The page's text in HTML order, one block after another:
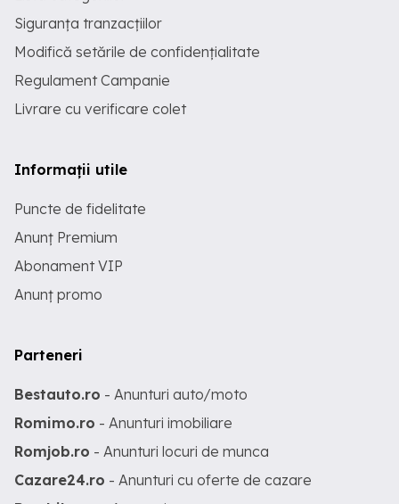
Siguranța tranzacțiilor
Modifică setările de confidențialitate
Regulament Campanie
Livrare cu verificare colet
Informații utile
Puncte de fidelitate
Anunț Premium
Abonament VIP
Anunț promo
Parteneri
Bestauto.ro - Anunturi auto/moto
Romimo.ro - Anunturi imobiliare
Romjob.ro - Anunturi locuri de munca
Cazare24.ro - Anunturi cu oferte de cazare